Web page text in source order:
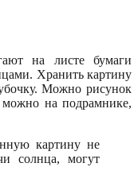
на листе бумаги
Хранить картину
Можно рисунок
можно на подрамнике,
картину не
солнца, могут